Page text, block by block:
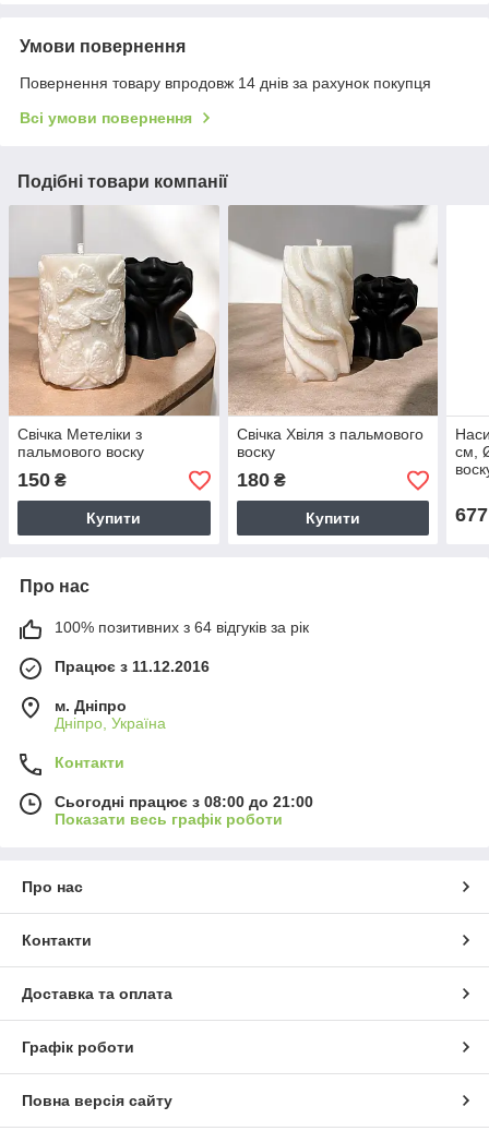
Умови повернення
Повернення товару впродовж 14 днів за рахунок покупця
Всі умови повернення
Подібні товари компанії
Свічка Метеліки з
пальмового воску
150 ₴
Купити
Свічка Хвіля з пальмового
воску
180₴
Купити
см,
677
Про нас
100% позитивних з 64 відгуків за рік
Працює з 11.12.2016
м. Дніпро
Дніпро, Україна
Контакти
Сьогодні працює з 08:00 до 21:00
Показати весь графік роботи
Про нас
Контакти
Доставка та оплата
Графік роботи
Повна версія сайту